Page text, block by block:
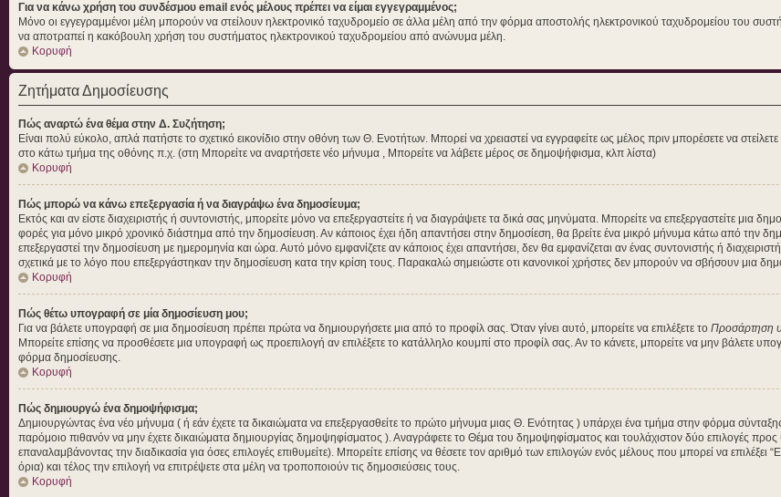
Για να κάνω χρήση του συνδέσμου email ενός μέλους πρέπει να είμαι εγγεγραμμένος;
Μόνο οι εγγεγραμμένοι μέλη μπορούν να στείλουν ηλεκτρονικό ταχυδρομείο σε άλλα μέλη από την φόρμα αποστολής ηλεκτρονικού ταχυδρομείου του
να αποτραπεί η κακόβουλη χρήση του συστήματος ηλεκτρονικού ταχυδρομείου από ανώνυμα μέλη.
Κορυφή
Ζητήματα Δημοσίευσης
Πώς αναρτώ ένα θέμα στην Δ. Συζήτηση;
Είναι πολύ εύκολο, απλά πατήστε το σχετικό εικονίδιο στην οθόνη των Θ. Ενοτήτων. Μπορεί να χρειαστεί να εγγραφείτε ως μέλος πριν μπορέσετε να
στο κάτω τμήμα της οθόνης π.χ. (στη Μπορείτε να αναρτήσετε νέο μήνυμα , Μπορείτε να λάβετε μέρος σε δημοψήφισμα, κλπ λίστα)
Κορυφή
Πώς μπορώ να κάνω επεξεργασία ή να διαγράψω ένα δημοσίευμα;
Εκτός και αν είστε διαχειριστής ή συντονιστής, μπορείτε μόνο να επεξεργαστείτε ή να διαγράψετε τα δικά σας μηνύματα. Μπορείτε να επεξεργαστείτε μια
φορές για μόνο μικρό χρονικό διάστημα από την δημοσίευση. Αν κάποιος έχει ήδη απαντήσει στην δημοσίεση, θα βρείτε ένα μικρό μήνυμα κάτω από την
επεξεργαστεί την δημοσίευση με ημερομηνία και ώρα. Αυτό μόνο εμφανίζετε αν κάποιος έχει απαντήσει, δεν θα εμφανίζεται αν ένας συντονιστής ή
σχετικά με το λόγο που επεξεργάστηκαν την δημοσίευση κατα την κρίση τους. Παρακαλώ σημειώστε οτι κανονικοί χρήστες δεν μπορούν να σβήσουν μια
Κορυφή
Πώς θέτω υπογραφή σε μία δημοσίευση μου;
Για να βάλετε υπογραφή σε μια δημοσίευση πρέπει πρώτα να δημιουργήσετε μια από το προφίλ σας. Όταν γίνει αυτό, μπορείτε να επιλέξετε το Προσάρτηση
Μπορείτε επίσης να προσθέσετε μια υπογραφή ως προεπιλογή αν επιλέξετε το κατάλληλο κουμπί στο προφίλ σας. Αν το κάνετε, μπορείτε να μην βάλετε
φόρμα δημοσίευσης.
Κορυφή
Πώς δημιουργώ ένα δημοψήφισμα;
Δημιουργώντας ένα νέο μήνυμα ( ή εάν έχετε τα δικαιώματα να επεξεργασθείτε το πρώτο μήνυμα μιας Θ. Ενότητας ) υπάρχει ένα τμήμα στην φόρμα
παρόμοιο πιθανόν να μην έχετε δικαιώματα δημιουργίας δημοψηφίσματος ). Αναγράφετε το Θέμα του δημοψηφίσματος και τουλάχιστον δύο επιλογές
επαναλαμβάνοντας την διαδικασία για όσες επιλογές επιθυμείτε). Μπορείτε επίσης να θέσετε τον αριθμό των επιλογών ενός μέλους που μπορεί να
όρια) και τέλος την επιλογή να επιτρέψετε στα μέλη να τροποποιούν τις δημοσιεύσεις τους.
Κορυφή